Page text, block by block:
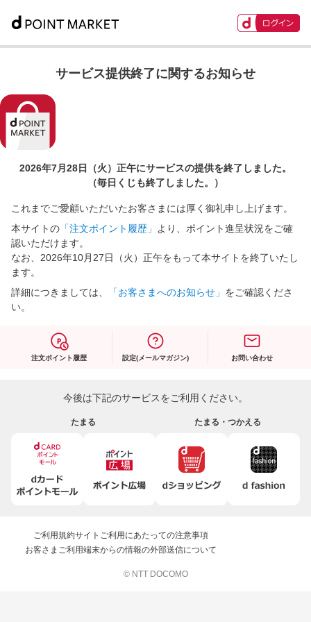
サービス提供終了に関するお知らせ
2026年7月28日（火）正午にサービスの提供を終了しました。
（毎日くじも終了しました。）
これまでご愛顧いただいたお客さまには厚く御礼申し上げます。
本サイトの 「注文ポイント履歴」
より、ポイント進呈状況をご確
認いただけます。
なお、2026年10月27日（火）正午をもって本サイトを終了いたし
ます。
詳細につきましては、
「お客さまへのお知らせ」 をご確認くださ
い。
注文ポイント履歴 設定(メールマガジン) お問い合わせ
今後は下記のサービスをご利用ください。
たまる たまる・つかえる
ご利用規約サイトご利用にあたっての注意事項
お客さまご利用端末からの情報の外部送信について
© NTT DOCOMO